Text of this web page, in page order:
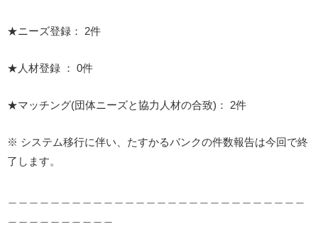
★ニーズ登録： 2件
★人材登録 ： 0件
★マッチング(団体ニーズと協力人材の合致)： 2件
※ システム移行に伴い、たすかるバンクの件数報告は今回で終
了します。